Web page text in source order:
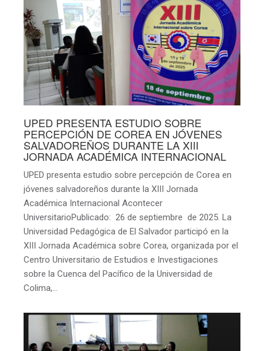
UPED PRESENTA ESTUDIO SOBRE
PERCEPCIÓN DE COREA EN JÓVENES
SALVADOREÑOS DURANTE LA XIII
JORNADA ACADÉMICA INTERNACIONAL
UPED presenta estudio sobre percepción de Corea en
jóvenes salvadoreños durante la XIII Jornada
Académica Internacional Acontecer
UniversitarioPublicado: 26 de septiembre de 2025. La
Universidad Pedagógica de El Salvador participó en la
XIII Jornada Académica sobre Corea, organizada por el
Centro Universitario de Estudios e Investigaciones
sobre la Cuenca del Pacífico de la Universidad de
Colima,…